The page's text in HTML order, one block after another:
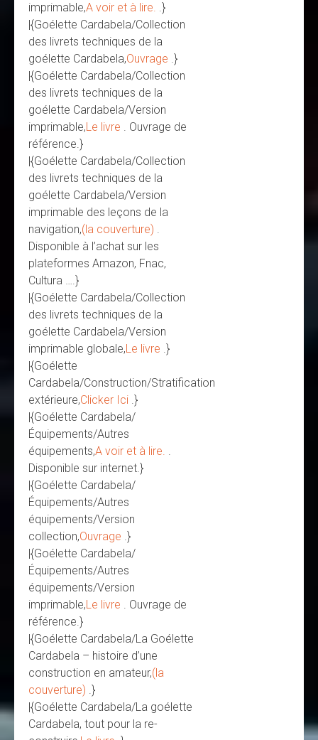
imprimable,A voir et à lire. .}
|{Goélette Cardabela/Collection
des livrets techniques de la
goélette Cardabela,Ouvrage .}
|{Goélette Cardabela/Collection
des livrets techniques de la
goélette Cardabela/Version
imprimable,Le livre . Ouvrage de
référence.}
|{Goélette Cardabela/Collection
des livrets techniques de la
goélette Cardabela/Version
imprimable des leçons de la
navigation,(la couverture) .
Disponible à l’achat sur les
plateformes Amazon, Fnac,
Cultura ….}
|{Goélette Cardabela/Collection
des livrets techniques de la
goélette Cardabela/Version
imprimable globale,Le livre .}
|{Goélette
Cardabela/Construction/Stratification
extérieure,Clicker Ici .}
|{Goélette Cardabela/
Équipements/Autres
équipements,A voir et à lire. .
Disponible sur internet.}
|{Goélette Cardabela/
Équipements/Autres
équipements/Version
collection,Ouvrage .}
|{Goélette Cardabela/
Équipements/Autres
équipements/Version
imprimable,Le livre . Ouvrage de
référence.}
|{Goélette Cardabela/La Goélette
Cardabela – histoire d’une
construction en amateur,(la
couverture) .}
|{Goélette Cardabela/La goélette
Cardabela, tout pour la re-